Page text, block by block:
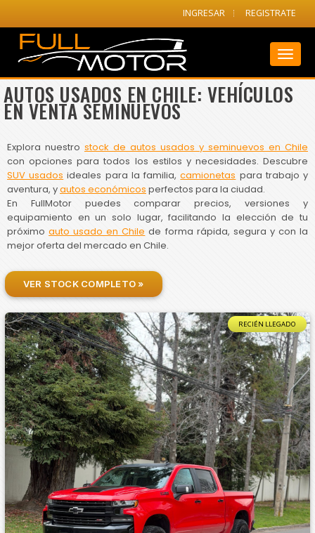
INGRESAR REGISTRATE
AUTOS USADOS EN CHILE: VEHÍCULOS
EN VENTA SEMINUEVOS
Explora nuestro stock de autos usados y seminuevos en Chile
con opciones para todos los estilos y necesidades. Descubre
SUV usados ideales para la familia,camionetas para trabajo y
aventura, yautos económicos perfectos para la ciudad.
En FullMotor puedes comparar precios, versiones y
equipamiento en un solo lugar, facilitando la elección de tu
próximoauto usado en Chile de forma rápida, segura y con la
mejor oferta del mercado en Chile.
VER STOCK COMPLETO »
RECIÉN LLEGADO